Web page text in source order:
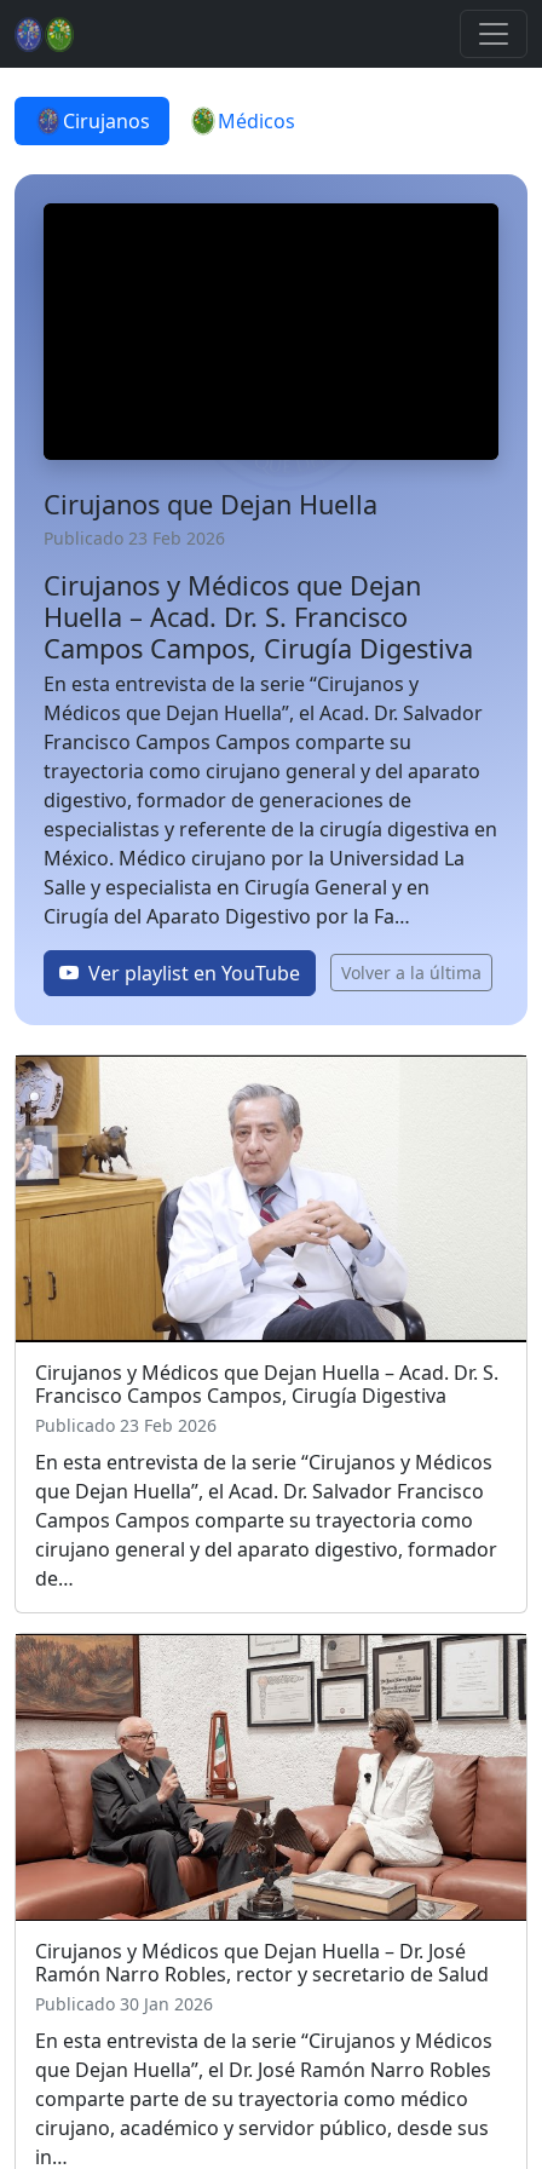
Cirujanos Médicos
Cirujanos que Dejan Huella
Publicado 23 Feb 2026
Cirujanos y Médicos que Dejan
Huella – Acad. Dr. S. Francisco
Campos Campos, Cirugía Digestiva
En esta entrevista de la serie “Cirujanos y
Médicos que Dejan Huella”, el Acad. Dr. Salvador
Francisco Campos Campos comparte su
trayectoria como cirujano general y del aparato
digestivo, formador de generaciones de
especialistas y referente de la cirugía digestiva en
México. Médico cirujano por la Universidad La
Salle y especialista en Cirugía General y en
Cirugía del Aparato Digestivo por la Fa…
Ver playlist en YouTube Volver a la última
Cirujanos y Médicos que Dejan Huella – Acad. Dr. S.
Francisco Campos Campos, Cirugía Digestiva
Publicado 23 Feb 2026
En esta entrevista de la serie “Cirujanos y Médicos
que Dejan Huella”, el Acad. Dr. Salvador Francisco
Campos Campos comparte su trayectoria como
cirujano general y del aparato digestivo, formador
de…
Cirujanos y Médicos que Dejan Huella – Dr. José
Ramón Narro Robles, rector y secretario de Salud
Publicado 30 Jan 2026
En esta entrevista de la serie “Cirujanos y Médicos
que Dejan Huella”, el Dr. José Ramón Narro Robles
comparte parte de su trayectoria como médico
cirujano, académico y servidor público, desde sus
in…